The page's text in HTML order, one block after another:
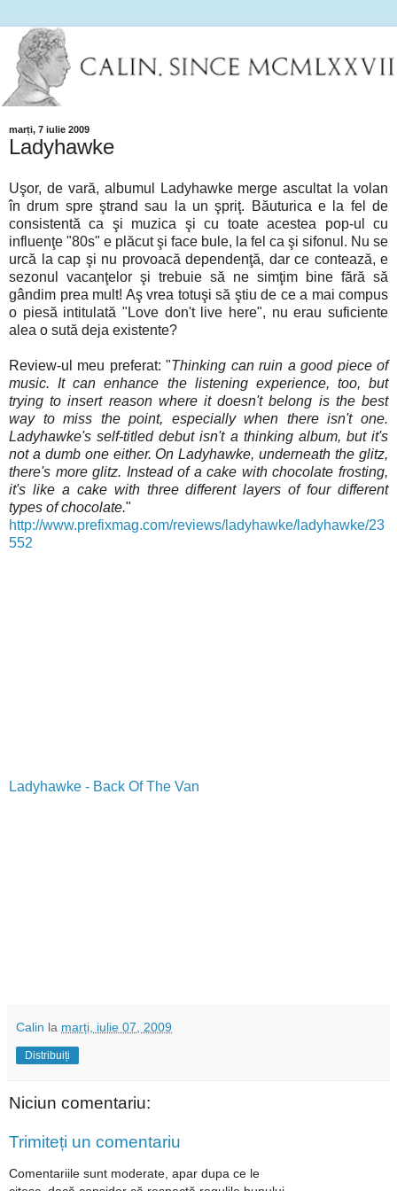
marți, 7 iulie 2009
Ladyhawke
Uşor, de vară, albumul Ladyhawke merge ascultat la volan
în drum spre ştrand sau la un şpriţ. Băuturica e la fel de
consistentă ca şi muzica şi cu toate acestea pop-ul cu
influenţe "80s" e plăcut şi face bule, la fel ca şi sifonul. Nu se
urcă la cap şi nu provoacă dependenţă, dar ce contează, e
sezonul vacanţelor şi trebuie să ne simţim bine fără să
gândim prea mult! Aş vrea totuşi să ştiu de ce a mai compus
o piesă intitulată "Love don't live here", nu erau suficiente
alea o sută deja existente?
Review-ul meu preferat: "Thinking can ruin a good piece of
music. It can enhance the listening experience, too, but
trying to insert reason where it doesn't belong is the best
way to miss the point, especially when there isn't one.
Ladyhawke's self-titled debut isn't a thinking album, but it's
not a dumb one either. OnLadyhawke, underneath the glitz,
there's more glitz. Instead of a cake with chocolate frosting,
it's like a cake with three different layers of four different
types of chocolate."
http://www.prefixmag.com/reviews/ladyhawke/ladyhawke/23
552
Ladyhawke - Back Of The Van
Calin la marți, iulie 07, 2009
Distribuiți
Niciun comentariu:
Trimiteți un comentariu
Comentariile sunt moderate, apar dupa ce le